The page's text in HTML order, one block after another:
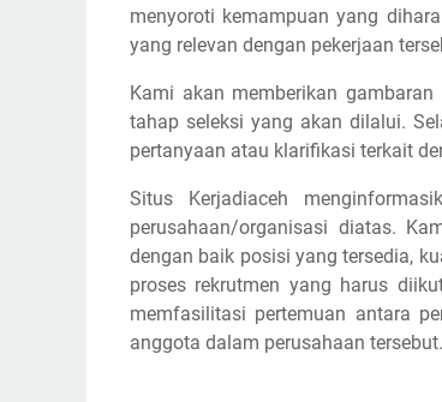
menyoroti kemampuan yang
yang relevan dengan pekerjaan
Kami akan memberikan
tahap seleksi yang akan dilalui.
pertanyaan atau klarifikasi terkait
Situs Kerjadiaceh
perusahaan/organisasi diatas.
dengan baik posisi yang tersedia,
proses rekrutmen yang harus
memfasilitasi pertemuan antara
anggota dalam perusahaan tersebut.